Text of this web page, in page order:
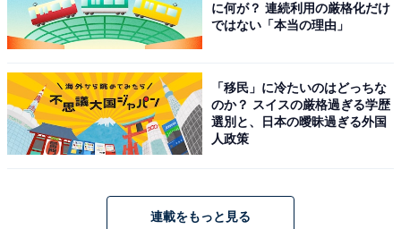
[ザノースフェイス] Boulder Daypack ブラック
ONESIZE
Amazonで見る
THE NORTH FACE「NM82506」
に何が？ 連続利用の厳格化だけ
ではない「本当の理由」
「移民」に冷たいのはどっちな
のか？ スイスの厳格過ぎる学歴
選別と、日本の曖昧過ぎる外国
人政策
連載をもっと見る